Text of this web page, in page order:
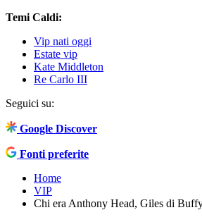
Temi Caldi:
Vip nati oggi
Estate vip
Kate Middleton
Re Carlo III
Seguici su:
Google Discover
Fonti preferite
Home
VIP
Chi era Anthony Head, Giles di